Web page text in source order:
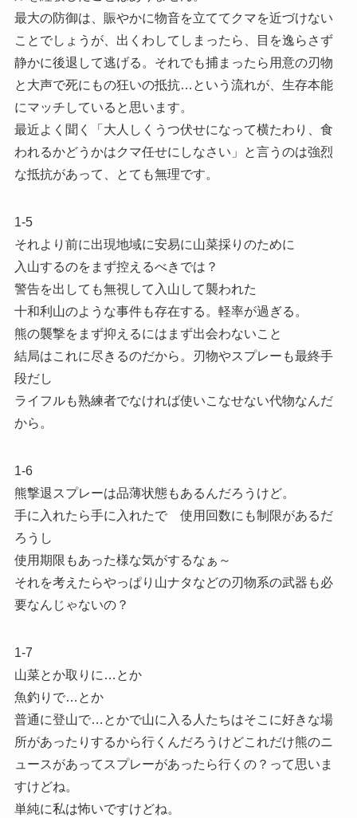
最大の防御は、賑やかに物音を立ててクマを近づけない
ことでしょうが、出くわしてしまったら、目を逸らさず
静かに後退して逃げる。それでも捕まったら用意の刃物
と大声で死にもの狂いの抵抗…という流れが、生存本能
にマッチしていると思います。
最近よく聞く「大人しくうつ伏せになって横たわり、食
われるかどうかはクマ任せにしなさい」と言うのは強烈
な抵抗があって、とても無理です。
1-5
それより前に出現地域に安易に山菜採りのために
入山するのをまず控えるべきでは？
警告を出しても無視して入山して襲われた
十和利山のような事件も存在する。軽率が過ぎる。
熊の襲撃をまず抑えるにはまず出会わないこと
結局はこれに尽きるのだから。刃物やスプレーも最終手
段だし
ライフルも熟練者でなければ使いこなせない代物なんだ
から。
1-6
熊撃退スプレーは品薄状態もあるんだろうけど。
手に入れたら手に入れたで 使用回数にも制限があるだ
ろうし
使用期限もあった様な気がするなぁ～
それを考えたらやっぱり山ナタなどの刃物系の武器も必
要なんじゃないの？
1-7
山菜とか取りに…とか
魚釣りで…とか
普通に登山で…とかで山に入る人たちはそこに好きな場
所があったりするから行くんだろうけどこれだけ熊のニ
ュースがあってスプレーがあったら行くの？って思いま
すけどね。
単純に私は怖いですけどね。